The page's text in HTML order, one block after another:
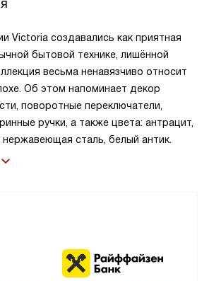
Victoria создавались как приятная
бытовой технике, лишённой
весьма ненавязчиво относит
Об этом напоминает декор
поворотные переключатели,
ручки, а также цвета: антрацит,
сталь, белый антик.